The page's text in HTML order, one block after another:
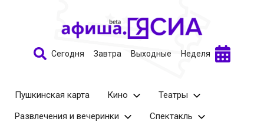
Сегодня Завтра Выходные Неделя
Пушкинская карта Кино
Театры
Развлечения и вечеринки
Спектакль